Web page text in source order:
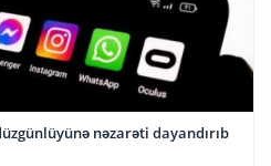
nəzarəti dayandırıb